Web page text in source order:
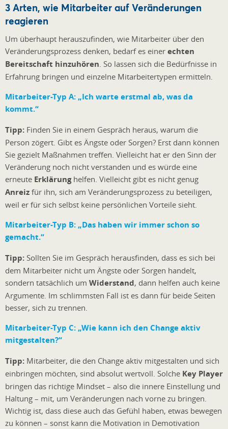
3 Arten, wie Mitarbeiter auf Veränderungen
reagieren
Um überhaupt herauszufinden, wie Mitarbeiter über den
Veränderungsprozess denken, bedarf es einer echten
Bereitschaft hinzuhören . So lassen sich die Bedürfnisse in
Erfahrung bringen und einzelne Mitarbeitertypen ermitteln.
Mitarbeiter-Typ A: „Ich warte erstmal ab, was da
kommt.“
Tipp: Finden Sie in einem Gespräch heraus, warum die
Person zögert. Gibt es Ängste oder Sorgen? Erst dann können
Sie gezielt Maßnahmen treffen. Vielleicht hat er den Sinn der
Veränderung noch nicht verstanden und es würde eine
erneute Erklärunghelfen. Vielleicht gibt es nicht genug
Anreiz für ihn, sich am Veränderungsprozess zu beteiligen,
weil er für sich selbst keine persönlichen Vorteile sieht.
Mitarbeiter-Typ B: „Das haben wir immer schon so
gemacht.“
Tipp: Sollten Sie im Gespräch herausfinden, dass es sich bei
dem Mitarbeiter nicht um Ängste oder Sorgen handelt,
sondern tatsächlich um Widerstand, dann helfen auch keine
Argumente. Im schlimmsten Fall ist es dann für beide Seiten
besser, sich zu trennen.
Mitarbeiter-Typ C: „Wie kann ich den Change aktiv
mitgestalten?“
Tipp: Mitarbeiter, die den Change aktiv mitgestalten und sich
einbringen möchten, sind absolut wertvoll. Solche Key Player
bringen das richtige Mindset – also die innere Einstellung und
Haltung – mit, um Veränderungen nach vorne zu bringen.
Wichtig ist, dass diese auch das Gefühl haben, etwas bewegen
zu können – sonst kann die Motivation in Demotivation